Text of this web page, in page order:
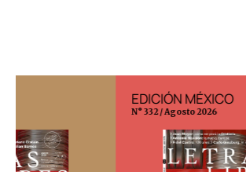
EDICIÓN MÉXICO